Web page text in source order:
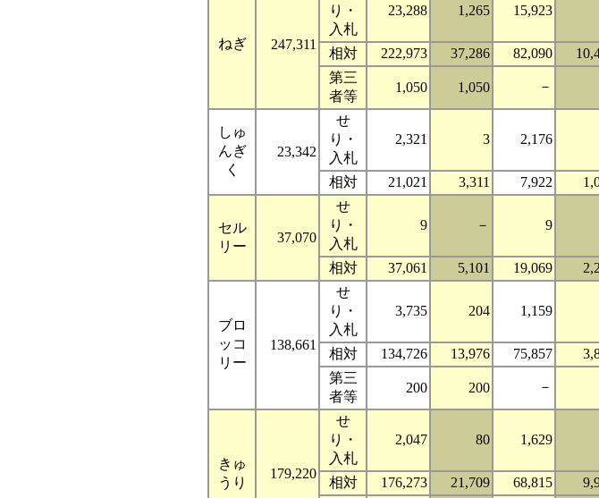
ねぎ 247,311
り・
入札
23,288 1,265 15,923
相対 222,973 37,286 82,090
第三
者等
1,050 1,050 －
しゅ
んぎ
く
23,342
せ
り・
入札
2,321 3 2,176
相対 21,021 3,311 7,922
セル
リー
37,070
せ
り・
入札
9 － 9
相対 37,061 5,101 19,069
ブロ
ッコ
リー
138,661
せ
り・
入札
3,735 204 1,159
相対 134,726 13,976 75,857
第三
者等
200 200 －
きゅ
うり
179,220
せ
り・
入札
2,047 80 1,629
相対 176,273 21,709 68,815